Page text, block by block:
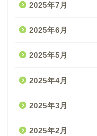
2025年7月
2025年6月
2025年5月
2025年4月
2025年3月
2025年2月